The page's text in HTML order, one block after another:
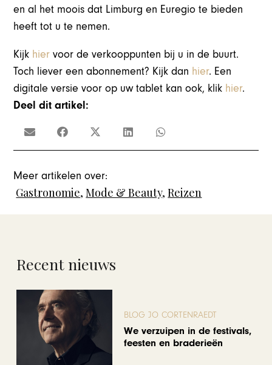
en al het moois dat Limburg en Euregio te bieden
heeft tot u te nemen.
Kijk hier voor de verkooppunten bij u in de buurt.
Toch liever een abonnement? Kijk dan hier. Een
digitale versie voor op uw tablet kan ook, klik hier.
Deel dit artikel:
Meer artikelen over:
Gastronomie,Mode & Beauty,Reizen
Recent nieuws
BLOG JO CORTENRAEDT
We verzuipen in de festivals,
feesten en braderieën